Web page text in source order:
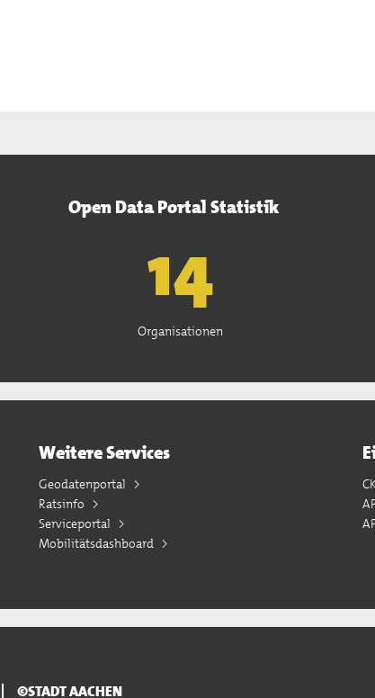
Open Data Portal Statistik
15
Organisationen
Weitere Services
Geodatenportal
Ratsinfo
Serviceportal
Mobilitätsdashboard
©STADT AACHEN